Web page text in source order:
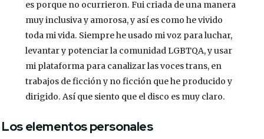
es porque no ocurrieron. Fui criada de una manera
muy inclusiva y amorosa, y así es como he vivido
toda mi vida. Siempre he usado mi voz para luchar,
levantar y potenciar la comunidad LGBTQA, y usar
mi plataforma para canalizar las voces trans, en
trabajos de ficción y no ficción que he producido y
dirigido. Así que siento que el disco es muy claro.
Los elementos personales